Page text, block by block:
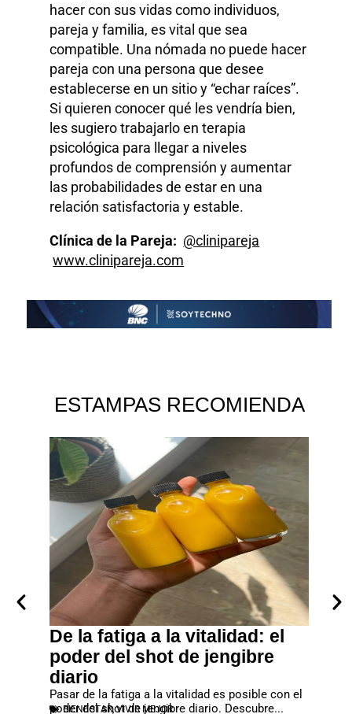
hacer con sus vidas como individuos,
pareja y familia, es vital que sea
compatible. Una nómada no puede hacer
pareja con una persona que desee
establecerse en un sitio y “echar raíces”.
Si quieren conocer qué les vendría bien,
les sugiero trabajarlo en terapia
psicológica para llegar a niveles
profundos de comprensión y aumentar
las probabilidades de estar en una
relación satisfactoria y estable.
Clínica de la Pareja: @clinipareja
www.clinipareja.com
ESTAMPAS RECOMIENDA
De la fatiga a la vitalidad: el
poder del shot de jengibre
diario
Pasar de la fatiga a la vitalidad es posible con el
poder del shot de jengibre diario. Descubre...
BIENESTAR,VIVIR MEJOR